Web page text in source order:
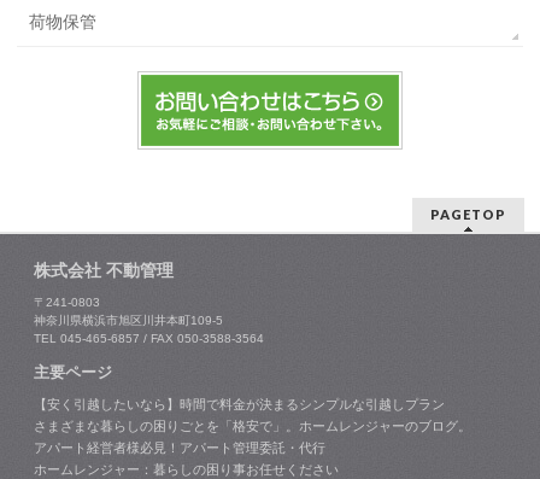
荷物保管
PAGETOP
株式会社 不動管理
〒241-0803
神奈川県横浜市旭区川井本町109-5
TEL 045-465-6857 / FAX 050-3588-3564
主要ページ
【安く引越したいなら】時間で料金が決まるシンプルな引越しプラン
さまざまな暮らしの困りごとを「格安で」。ホームレンジャーのブログ。
アパート経営者様必見！アパート管理委託・代行
ホームレンジャー：暮らしの困り事お任せください